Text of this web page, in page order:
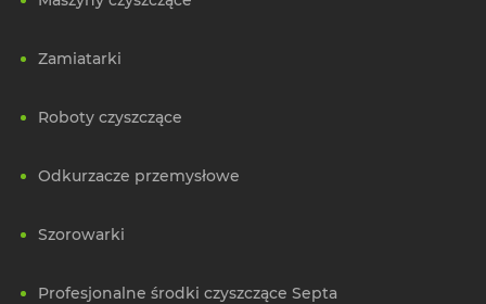
Zamiatarki
Roboty czyszczące
Odkurzacze przemysłowe
Szorowarki
Profesjonalne środki czyszczące Septa